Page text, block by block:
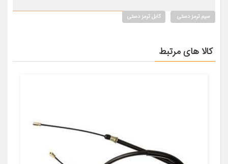
سیم ترمز دستی کابل ترمز دستی
کالا های مرتبط